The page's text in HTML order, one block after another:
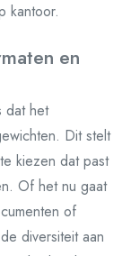
kantoor.
en
dat het
Dit stelt
kiezen dat past
Of het nu gaat
of
diversiteit aan